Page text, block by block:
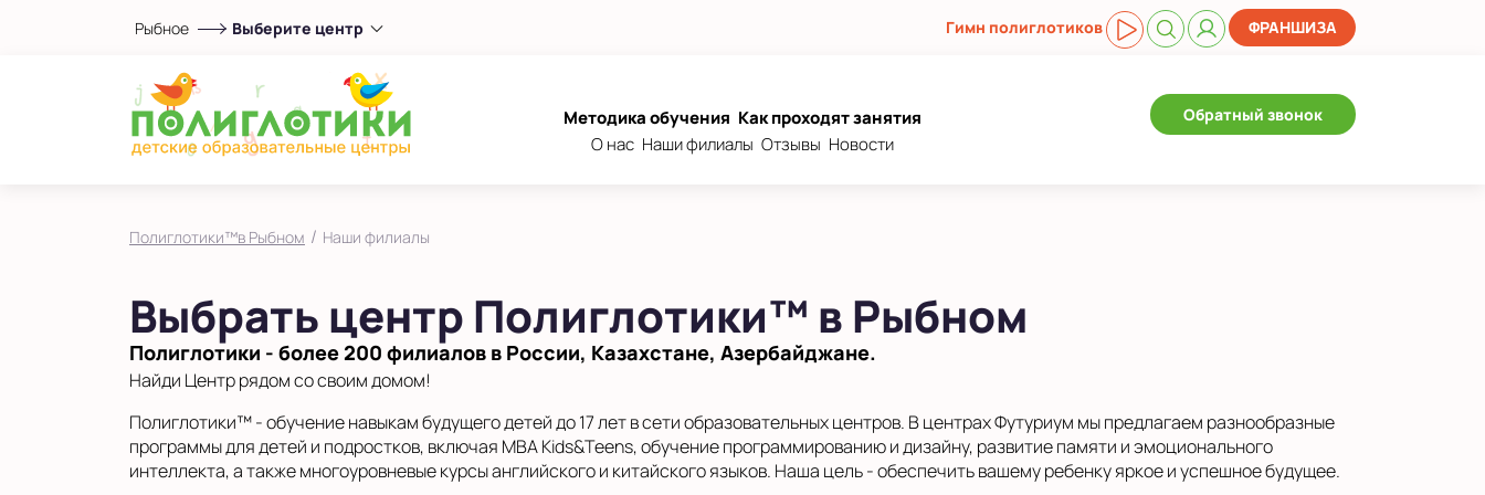
Рыбное Выберите центр
Выберите центр
Показать на карте
Выбрать другой город
Гимн полиглотиков ФРАНШИЗА
Методика обучения Как проходят занятия
О нас Наши филиалы Отзывы Новости
Обратный звонок
Полиглотики™в Рыбном / Наши филиалы
Выбрать центр Полиглотики™ в Рыбном
Полиглотики - более 200 филиалов в России, Казахстане, Азербайджане.
Найди Центр рядом со своим домом!
Полиглотики™ - обучение навыкам будущего детей до 17 лет в сети образовательных центров. В центрах Футуриум мы предлагаем разнообразные
программы для детей и подростков, включая MBA Kids&Teens, обучение программированию и дизайну, развитие памяти и эмоционального
интеллекта, а также многоуровневые курсы английского и китайского языков. Наша цель - обеспечить вашему ребенку яркое и успешное будущее.